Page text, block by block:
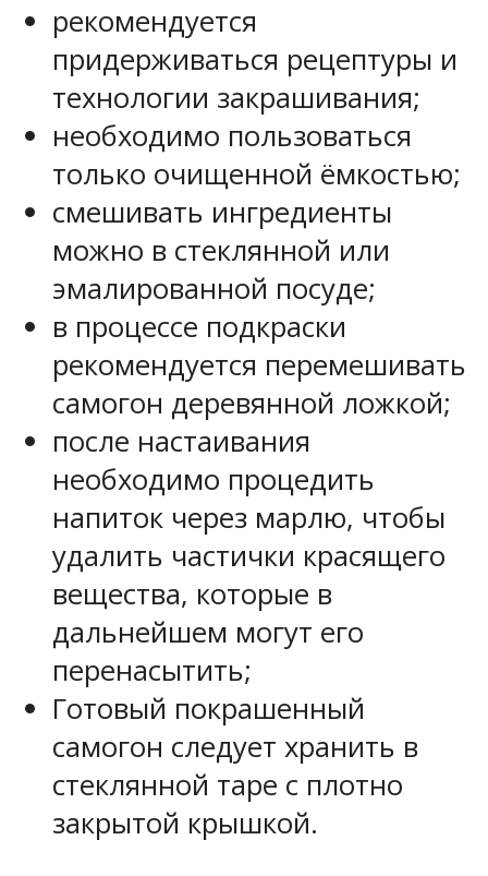
рекомендуется
придерживаться рецептуры и
технологии закрашивания;
необходимо пользоваться
только очищенной ёмкостью;
смешивать ингредиенты
можно в стеклянной или
эмалированной посуде;
в процессе подкраски
рекомендуется перемешивать
самогон деревянной ложкой;
после настаивания
необходимо процедить
напиток через марлю, чтобы
удалить частички красящего
вещества, которые в
дальнейшем могут его
перенасытить;
Готовый покрашенный
самогон следует хранить в
стеклянной таре с плотно
закрытой крышкой.